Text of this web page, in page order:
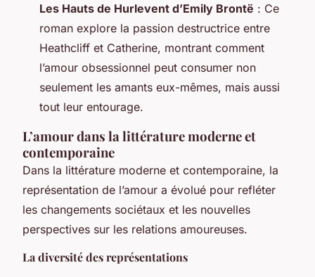
Les Hauts de Hurlevent d’Emily Brontë : Ce
roman explore la passion destructrice entre
Heathcliff et Catherine, montrant comment
l’amour obsessionnel peut consumer non
seulement les amants eux-mêmes, mais aussi
tout leur entourage.
L’amour dans la littérature moderne et
contemporaine
Dans la littérature moderne et contemporaine, la
représentation de l’amour a évolué pour refléter
les changements sociétaux et les nouvelles
perspectives sur les relations amoureuses.
La diversité des représentations